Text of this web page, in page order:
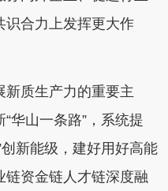
识合力上发挥更大作
新质生产力的重要主
华山一条路”，系统提
新能级，建好用好高能
资金链人才链深度融